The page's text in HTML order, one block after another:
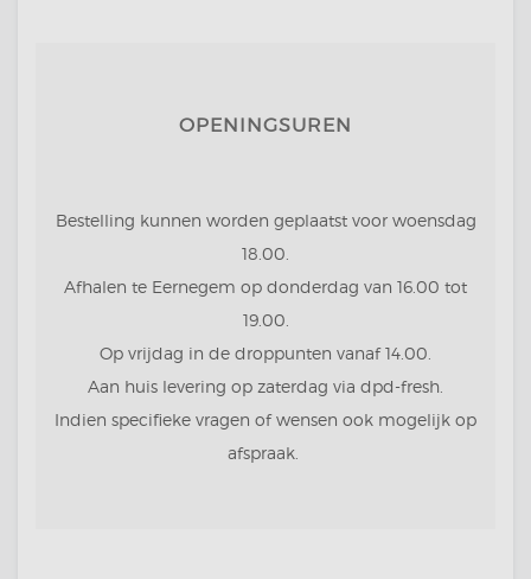
OPENINGSUREN
Bestelling kunnen worden geplaatst voor woensdag
18.00.
Afhalen te Eernegem op donderdag van 16.00 tot
19.00.
Op vrijdag in de droppunten vanaf 14.00.
Aan huis levering op zaterdag via dpd-fresh.
Indien specifieke vragen of wensen ook mogelijk op
afspraak.